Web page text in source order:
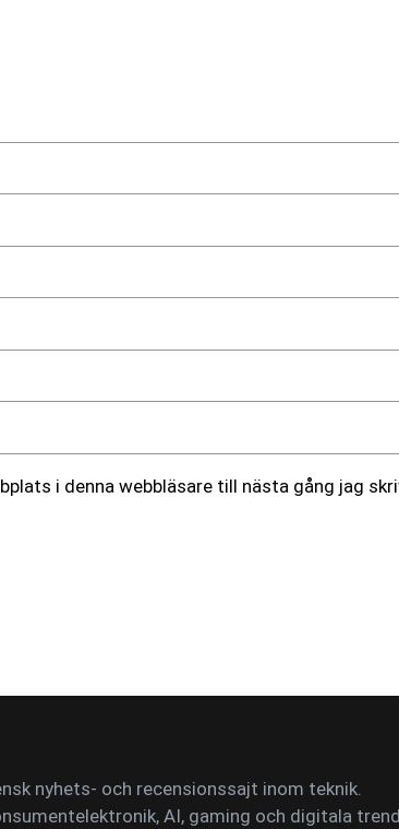
i denna webbläsare till nästa gång jag
nyhets- och recensionssajt inom teknik.
AI, gaming och digitala